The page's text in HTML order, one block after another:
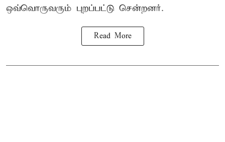
ஒவ்வொருவரும் புறப்பட்டு சென்றனர்.
Read More